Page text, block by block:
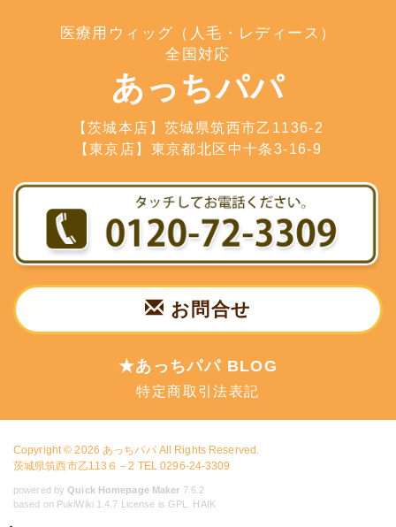
医療用ウィッグ（人毛・レディース）
全国対応
あっちパパ
【茨城本店】茨城県筑西市乙1136-2
【東京店】東京都北区中十条3-16-9
お問合せ
★あっちパパ BLOG
特定商取引法表記
Copyright © 2026あっちパパAll Rights Reserved.
茨城県筑西市乙113６－2 TEL 0296-24-3309
powered byQuick Homepage Maker 7.6.2
based on PukiWiki 1.4.7 License is GPL. HAIK